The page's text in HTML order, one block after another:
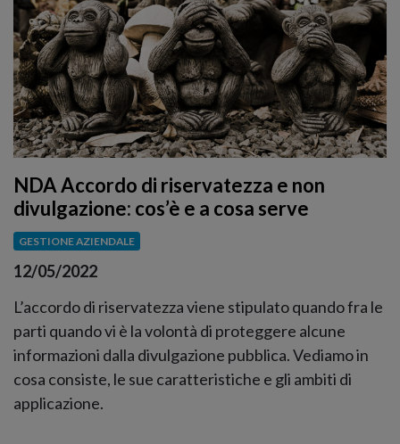
NDA Accordo di riservatezza e non
divulgazione: cos’è e a cosa serve
GESTIONE AZIENDALE
12/05/2022
L’accordo di riservatezza viene stipulato quando fra le
parti quando vi è la volontà di proteggere alcune
informazioni dalla divulgazione pubblica. Vediamo in
cosa consiste, le sue caratteristiche e gli ambiti di
applicazione.